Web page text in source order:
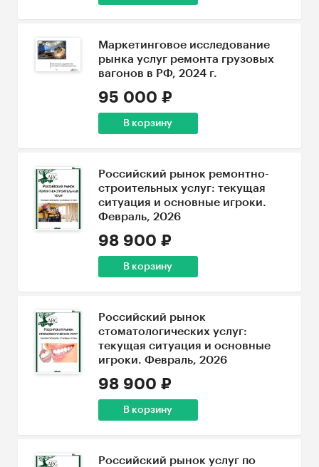
Маркетинговое исследование
рынка услуг ремонта грузовых
вагонов в РФ, 2024 г.
95 000 ₽
В корзину
Российский рынок ремонтно-
строительных услуг: текущая
ситуация и основные игроки.
Февраль, 2026
98 900 ₽
В корзину
Российский рынок
стоматологических услуг:
текущая ситуация и основные
игроки. Февраль, 2026
98 900 ₽
В корзину
Российский рынок услуг по